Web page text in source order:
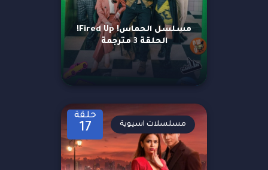
مسلسل الحماس! Fired Up!
الحلقة 3 مترجمة
حلقة
17 مسلسلات اسيوية